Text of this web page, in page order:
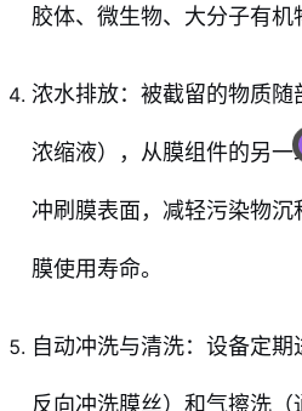
胶体、微生物、大分子有机
浓水排放：被截留的物质
浓缩液），从膜组件的另
冲刷膜表面，减轻污染物
膜使用寿命。
自动冲洗与清洗：设备定
反向冲洗膜丝）和气擦洗